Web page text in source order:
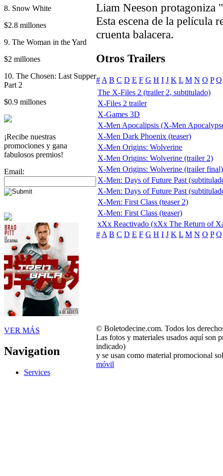
8. Snow White
$2.8 millones
9. The Woman in the Yard
$2 millones
10. The Chosen: Last Supper
Part 2
$0.9 millones
¡Recibe nuestras
promociones y gana
fabulosos premios!
Email:
VER MÁS
Navigation
Services
Liam Neeson protagoniza
Esta escena de la película
cruenta balacera.
Otros Trailers
#A B C D E F G H I J K L M N O P Q
The X-Files 2 (trailer 2, subtitulado)
X-Files 2 trailer
X-Games 3D
X-Men Apocalipsis (X-Men
X-Men Dark Phoenix (teaser)
X-Men Origins: Wolverine
X-Men Origins: Wolverine (trailer 2)
X-Men Origins: Wolverine (trailer final)
X-Men: Days of Future Past
X-Men: Days of Future Past
X-Men: First Class (teaser 2)
X-Men: First Class (teaser)
xXx Reactivado (xXx The Return of
#A B C D E F G H I J K L M N O P Q
© Boletodecine.com. Todos los
Las fotos y materiales usados aquí son
indicado)
y se usan como material promocional
móvil